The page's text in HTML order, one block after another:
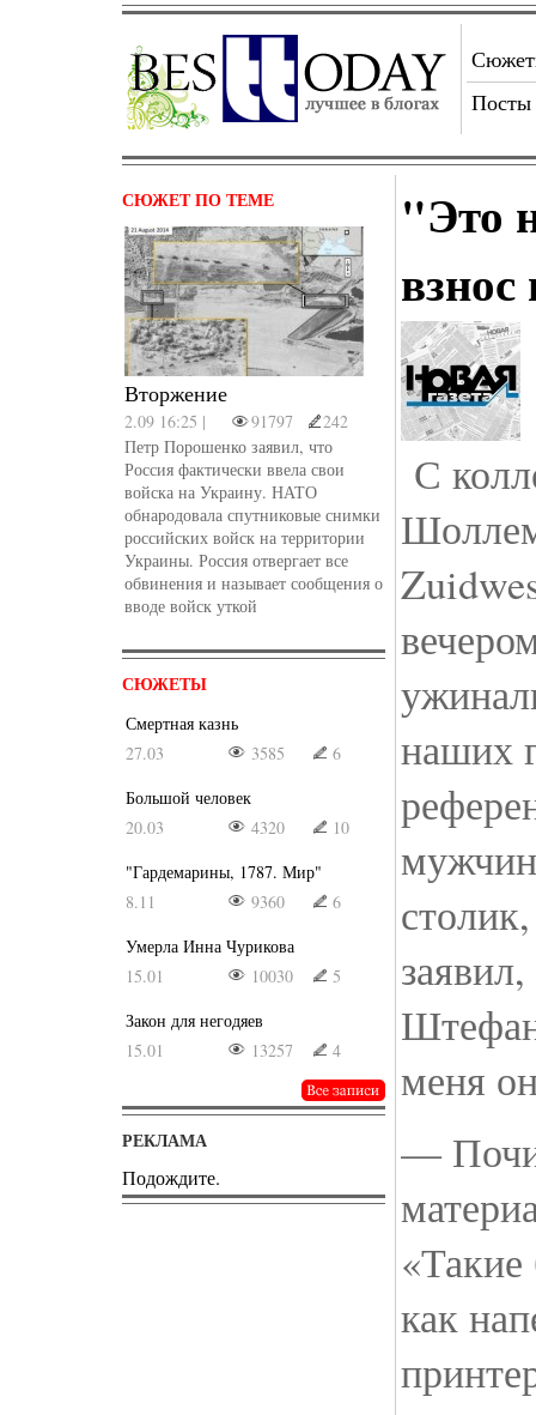
Посты
СЮЖЕТ ПО ТЕМЕ
Вторжение
2.09 16:25 | 91797
242
Петр Порошенко заявил, что
Россия фактически ввела свои
войска на Украину. НАТО
обнародовала спутниковые снимки
российских войск на территории
Украины. Россия отвергает все
обвинения и называет сообщения о
вводе войск уткой
СЮЖЕТЫ
Смертная казнь
27.03
3585
6
Большой человек
20.03
4320
10
"Гардемарины, 1787. Мир"
8.11
9360
6
Умерла Инна Чурикова
15.01
10030
5
Закон для негодяев
15.01
13257 4
РЕКЛАМА
Подождите.
"Это
С
наших
меня
—
как